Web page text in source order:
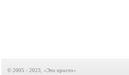
© 2005 - 2023, «Это просто»